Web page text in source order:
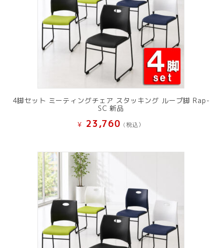
4脚セット ミーティングチェア スタッキング ループ脚 Rap-
SC 新品
¥ 23,760 (税込）